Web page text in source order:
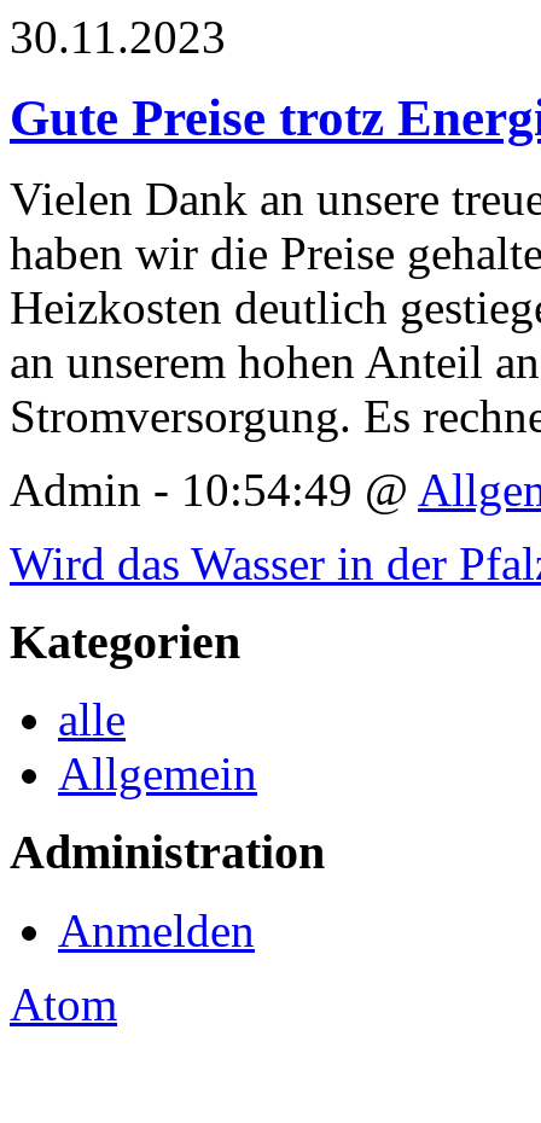
30.11.2023
Gute Preise trotz
Vielen Dank an unsere
haben wir die Preise
Heizkosten deutlich
an unserem hohen Anteil
Stromversorgung. Es
Admin - 10:54:49 @
Wird das Wasser in der
Kategorien
alle
Allgemein
Administration
Anmelden
Atom